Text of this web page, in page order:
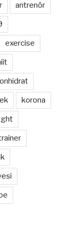
antrenör
exercise
korona